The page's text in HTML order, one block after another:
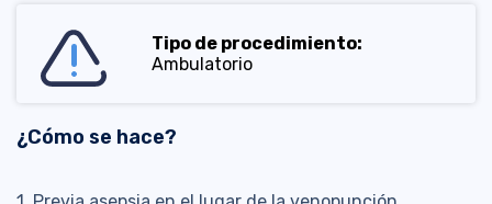
Tipo de procedimiento:
Ambulatorio
¿Cómo se hace?